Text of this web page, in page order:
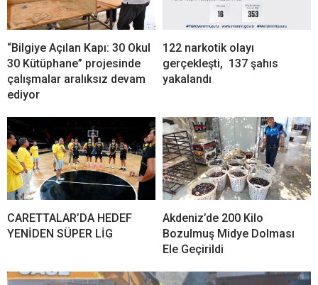
“Bilgiye Açılan Kapı: 30 Okul
30 Kütüphane” projesinde
çalışmalar aralıksız devam
ediyor
122 narkotik olayı
gerçekleşti, 137 şahıs
yakalandı
CARETTALAR’DA HEDEF
YENİDEN SÜPER LİG
Akdeniz’de 200 Kilo
Bozulmuş Midye Dolması
Ele Geçirildi